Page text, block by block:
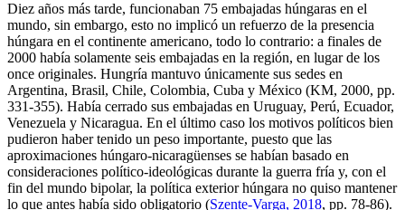
Diez años más tarde, funcionaban 75 embajadas húngaras en el
mundo, sin embargo, esto no implicó un refuerzo de la presencia
húngara en el continente americano, todo lo contrario: a finales de
2000 había solamente seis embajadas en la región, en lugar de los
once originales. Hungría mantuvo únicamente sus sedes en
Argentina, Brasil, Chile, Colombia, Cuba y México (KM, 2000, pp.
331-355). Había cerrado sus embajadas en Uruguay, Perú, Ecuador,
Venezuela y Nicaragua. En el último caso los motivos políticos bien
pudieron haber tenido un peso importante, puesto que las
aproximaciones húngaro-nicaragüenses se habían basado en
consideraciones político-ideológicas durante la guerra fría y, con el
fin del mundo bipolar, la política exterior húngara no quiso mantener
lo que antes había sido obligatorio (Szente-Varga, 2018, pp. 78-86).